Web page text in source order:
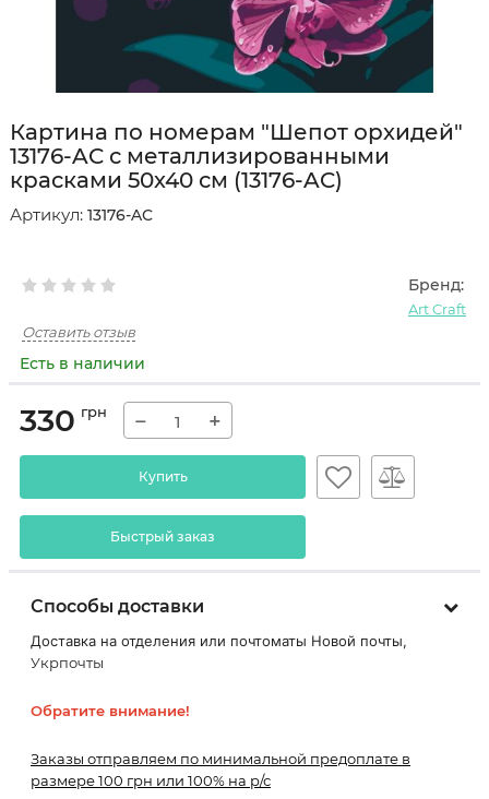
Картина по номерам "Шепот орхидей"
13176-AC с металлизированными
красками 50х40 см (13176-AC)
Артикул: 13176-AC
Бренд:
Art Craft
Оставить отзыв
Есть в наличии
330 грн − +
Купить
Быстрый заказ
Способы доставки
Доставка на отделения или почтоматы Новой почты,
Укрпочты
Обратите внимание!
Заказы отправляем по минимальной предоплате в
размере 100 грн или 100% на р/с